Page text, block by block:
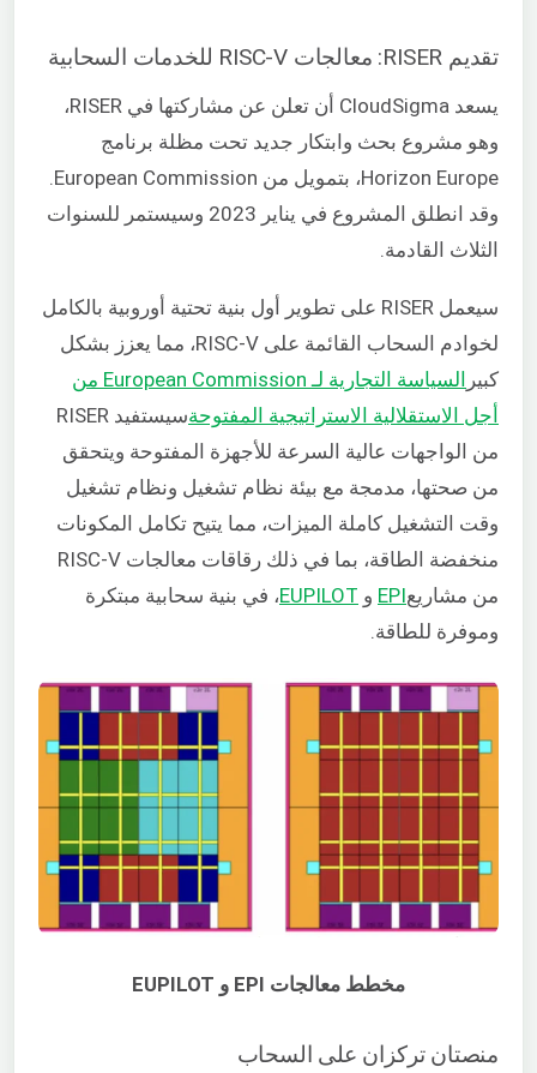
تقديم RISER: معالجات RISC-V للخدمات السحابية
يسعد CloudSigma أن تعلن عن مشاركتها في RISER،
وهو مشروع بحث وابتكار جديد تحت مظلة برنامج
وقد انطلق المشروع في يناير 2023 وسيستمر للسنوات
الثلاث القادمة.
سيعمل RISER على تطوير أول بنية تحتية أوروبية بالكامل
لخوادم السحاب القائمة على RISC-V، مما يعزز بشكل
كبير
السياسة التجارية لـ European Commission من
أجل الاستقلالية الاستراتيجية المفتوحة
سيستفيد RISER
من الواجهات عالية السرعة للأجهزة المفتوحة ويتحقق
من صحتها، مدمجة مع بيئة نظام تشغيل ونظام تشغيل
وقت التشغيل كاملة الميزات، مما يتيح تكامل المكونات
منخفضة الطاقة، بما في ذلك رقاقات معالجات RISC-V
من مشاريعEPI و EUPILOT، في بنية سحابية مبتكرة
وموفرة للطاقة.
مخطط معالجات EPI و EUPILOT
منصتان تركزان على السحاب